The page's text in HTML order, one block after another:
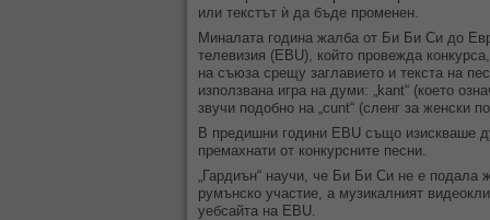
или текстът ѝ да бъде променен.
Миналата година жалба от Би Би Си до
телевизия (EBU), който провежда
на съюза срещу заглавието и текста на
използвана игра на думи: „kant“ (което
звучи подобно на „cunt“ (сленг за женски
В предишни години EBU също изискваше
премахнати от конкурсните песни.
„Гардиън“ научи, че Би Би Си не е подала
румънско участие, а музикалният
уебсайта на EBU.